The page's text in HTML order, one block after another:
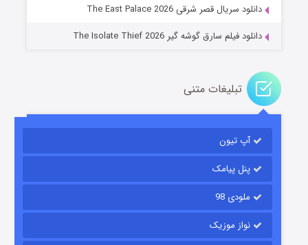
دانلود سریال قصر شرقی The East Palace 2026
دانلود فیلم سارق گوشه گیر The Isolate Thief 2026
تبلیغات متنی
آپ تیون
پنل پیامک
ملودی 98
نواز موزیک